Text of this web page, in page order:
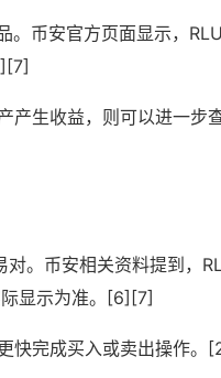
。币安官方页面显示，
产生收益，则可以进一步
对。币安相关资料提到，
显示为准。[6][7]
快完成买入或卖出操作。